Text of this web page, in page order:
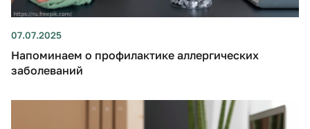
07.07.2025
Напоминаем о профилактике аллергических
заболеваний